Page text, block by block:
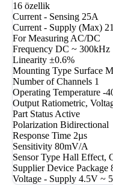
16 özellik
Current - Sensing 25A
Current - Supply (Max)
For MeasuringAC/DC
Frequency DC ~ 300kHz
Linearity ±0.6%
Mounting Type Surface
Number of Channels 1
Operating Temperature -
Output Ratiometric,
Part StatusActive
Polarization Bidirectional
Response Time 2µs
Sensitivity 80mV/A
Sensor Type Hall Effect,
Supplier Device Package
Voltage - Supply 4.5V ~